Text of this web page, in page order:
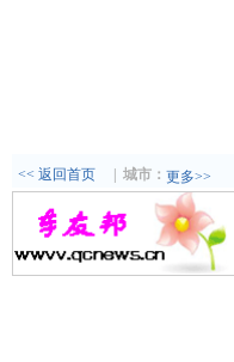
<< 返回首页 城市： 更多>>